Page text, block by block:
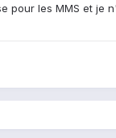
pour les MMS et je